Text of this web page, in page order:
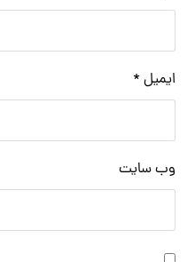
ایمیل *
وب‌ سایت